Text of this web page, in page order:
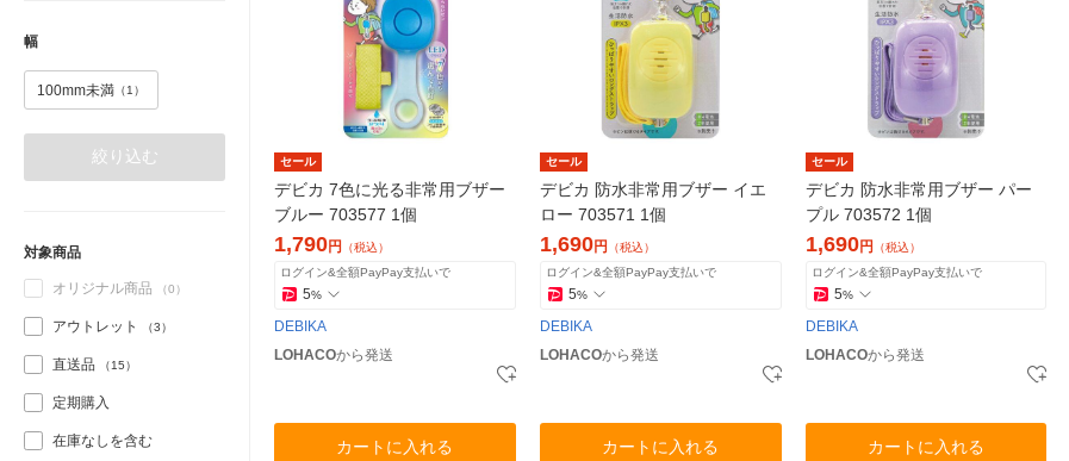
幅
100mm未満 （1）
絞り込む
対象商品
オリジナル商品 （0）
アウトレット （3）
直送品 （15）
定期購入
在庫なしを含む
セール
デビカ 7色に光る非常用ブザー
ブルー 703577 1個
1,790円
（税込）
ログイン&全額PayPay支払いで
5%
DEBIKA
LOHACOから発送
カートに入れる
セール
デビカ 防水非常用ブザー イエ
ロー 703571 1個
1,690円
（税込）
ログイン&全額PayPay支払いで
5%
DEBIKA
LOHACOから発送
カートに入れる
セール
デビカ 防水非常用ブザー パー
プル 703572 1個
1,690円
（税込）
ログイン&全額PayPay支払いで
5%
DEBIKA
LOHACOから発送
カートに入れる